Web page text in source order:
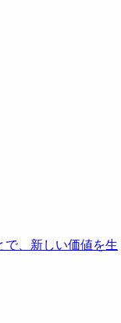
で、新しい価値を生